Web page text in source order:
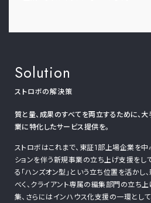
Solution
ストロボの解決策
質と量、成果のすべてを両立するために、大
業に特化したサービス提供を。
ストロボはこれまで、東証1部上場企業を中
ションを伴う新規事業の立ち上げ支援をして
る「ハンズオン型」という立ち位置を活か
べく、クライアント専属の編集部門の立ち
集、さらにはインハウス化支援の一環として